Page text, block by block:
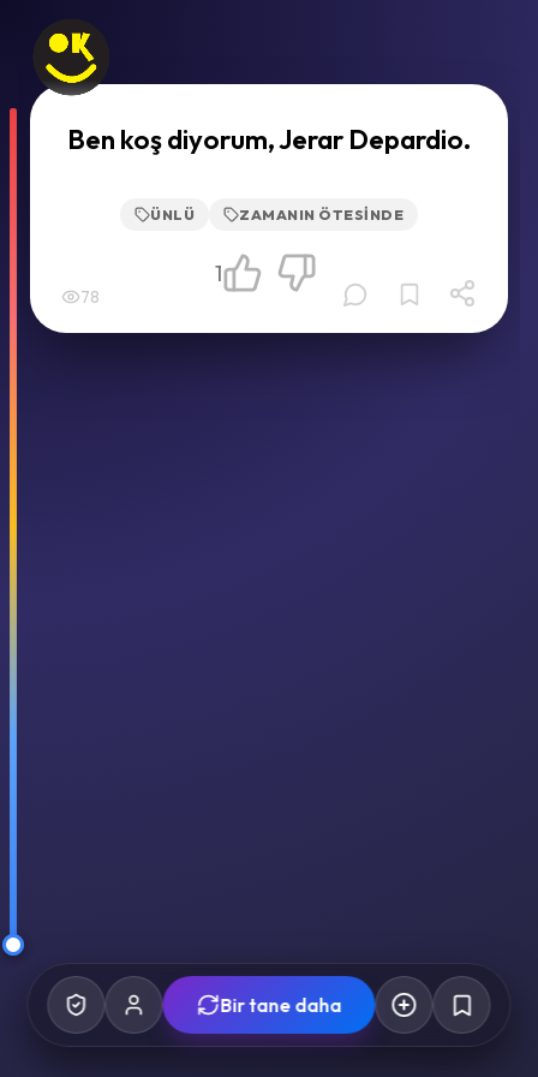
Ben koş diyorum, Jerar Depardio.
ÜNLÜ ZAMANIN ÖTESINDE
78
1
Bir tane daha